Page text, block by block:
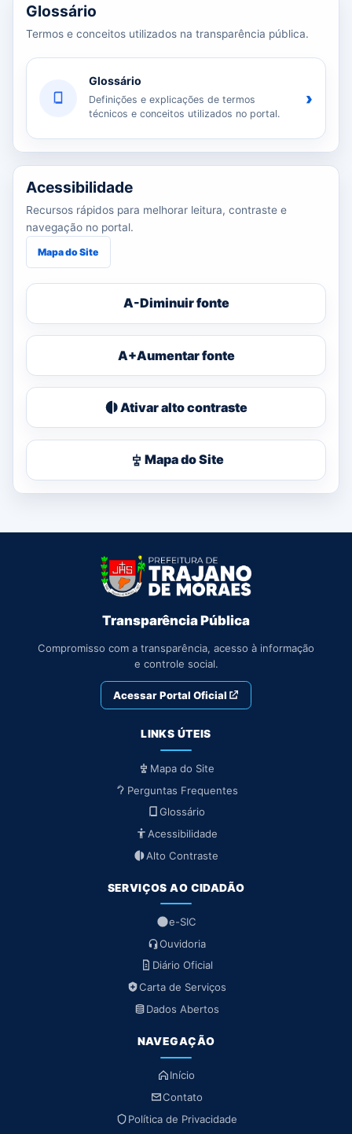
Glossário
Termos e conceitos utilizados na transparência pública.
Glossário
Definições e explicações de termos
técnicos e conceitos utilizados no portal.
›
Acessibilidade
Recursos rápidos para melhorar leitura, contraste e
navegação no portal.
Mapa do Site
A-Diminuir fonte
A+Aumentar fonte
Ativar alto contraste
Mapa do Site
Transparência Pública
Compromisso com a transparência, acesso à informação
e controle social.
Acessar Portal Oficial
LINKS ÚTEIS
Mapa do Site
Perguntas Frequentes
Glossário
Acessibilidade
Alto Contraste
SERVIÇOS AO CIDADÃO
e-SIC
Ouvidoria
Diário Oficial
Carta de Serviços
Dados Abertos
NAVEGAÇÃO
Início
Contato
Política de Privacidade